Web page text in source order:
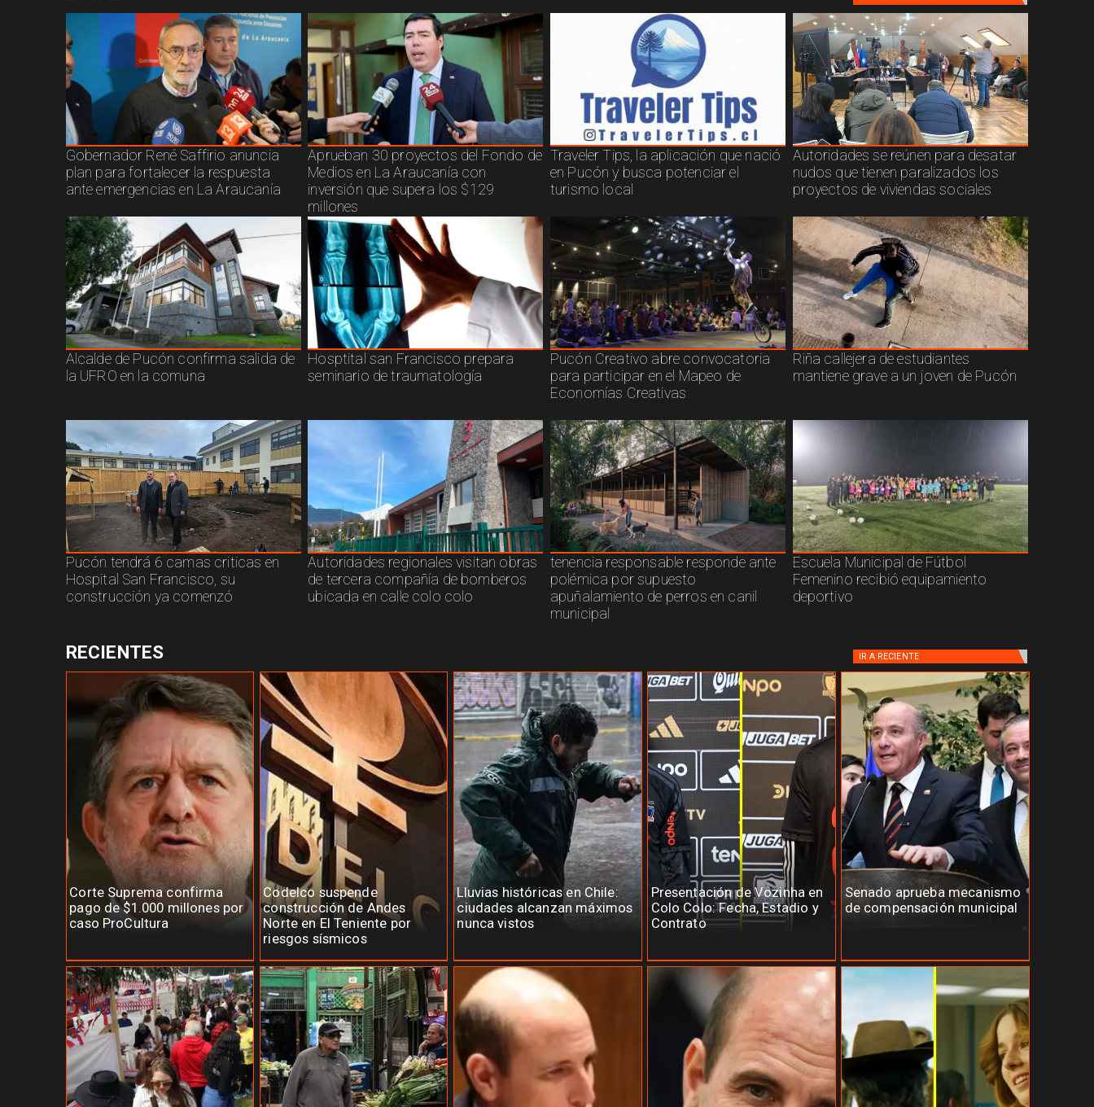
Gobernador René Saffirio anuncia
plan para fortalecer la respuesta
ante emergencias en La Araucanía
Aprueban 30 proyectos del Fondo de
Medios en La Araucanía con
inversión que supera los $129
millones
Traveler Tips, la aplicación que nació
en Pucón y busca potenciar el
turismo local
Autoridades se reúnen para desatar
nudos que tienen paralizados los
proyectos de viviendas sociales
Alcalde de Pucón confirma salida de
la UFRO en la comuna
Hosptital san Francisco prepara
seminario de traumatología
Pucón Creativo abre convocatoria
para participar en el Mapeo de
Economías Creativas
Riña callejera de estudiantes
mantiene grave a un joven de Pucón
Pucón tendrá 6 camas criticas en
Hospital San Francisco, su
construcción ya comenzó
Autoridades regionales visitan obras
de tercera compañía de bomberos
ubicada en calle colo colo
tenencia responsable responde ante
polémica por supuesto
apuñalamiento de perros en canil
municipal
Escuela Municipal de Fútbol
Femenino recibió equipamiento
deportivo
Corte Suprema confirma
pago de $1.000 millones por
caso ProCultura
Codelco suspende
construcción de Andes
Norte en El Teniente por
riesgos sísmicos
Lluvias históricas en Chile:
ciudades alcanzan máximos
nunca vistos
Presentación de Vozinha en
Colo Colo: Fecha, Estadio y
Contrato
Senado aprueba mecanismo
de compensación municipal
RECIENTES IR A RECIENTE